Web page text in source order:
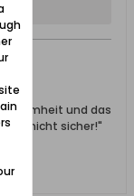
und das
nicht sicher!"